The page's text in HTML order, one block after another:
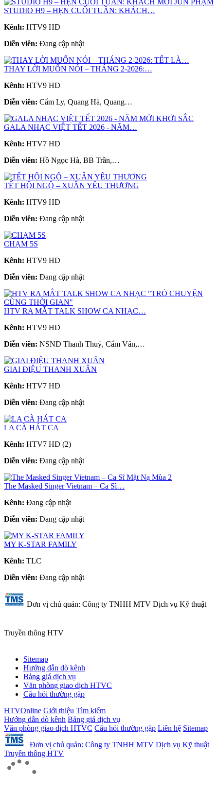
STUDIO H9 – HẸN CUỐI TUẦN: KHÁCH…
Kênh: HTV9 HD
Diễn viên: Đang cập nhật
THAY LỜI MUỐN NÓI – THÁNG 2-2026:…
Kênh: HTV9 HD
Diễn viên: Cẩm Ly, Quang Hà, Quang…
GALA NHẠC VIỆT TẾT 2026 - NĂM…
Kênh: HTV7 HD
Diễn viên: Hồ Ngọc Hà, BB Trần,…
TẾT HỘI NGỘ – XUÂN YÊU THƯƠNG
Kênh: HTV9 HD
Diễn viên: Đang cập nhật
CHẠM 5S
Kênh: HTV9 HD
Diễn viên: Đang cập nhật
HTV RA MẮT TALK SHOW CA NHẠC…
Kênh: HTV9 HD
Diễn viên: NSND Thanh Thuý, Cẩm Vân,…
GIAI ĐIỆU THANH XUÂN
Kênh: HTV7 HD
Diễn viên: Đang cập nhật
LA CÀ HÁT CA
Kênh: HTV7 HD (2)
Diễn viên: Đang cập nhật
The Masked Singer Vietnam – Ca Sĩ…
Kênh: Đang cập nhật
Diễn viên: Đang cập nhật
MY K-STAR FAMILY
Kênh: TLC
Diễn viên: Đang cập nhật
Đơn vị chủ quản: Công ty TNHH MTV Dịch vụ Kỹ thuật
Truyền thông HTV
Sitemap
Hướng dẫn dò kênh
Bảng giá dịch vụ
Văn phòng giao dịch HTVC
Câu hỏi thường gặp
HTVOnline Giới thiệu Tìm kiếm
Hướng dẫn dò kênh Bảng giá dịch vụ
Văn phòng giao dịch HTVC Câu hỏi thường gặp Liên hệ Sitemap
Đơn vị chủ quản: Công ty TNHH MTV Dịch vụ Kỹ thuật
Truyền thông HTV